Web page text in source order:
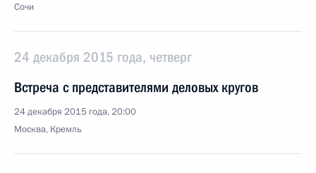
Сочи
24 декабря 2015 года, четверг
Встреча с представителями деловых кругов
24 декабря 2015 года, 20:00
Москва, Кремль